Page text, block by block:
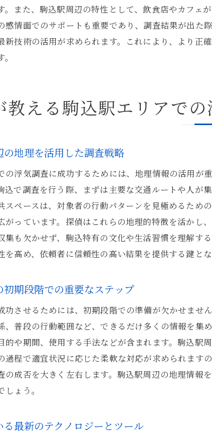
依頼者とのコミ
探偵が行う分
駒込駅での浮
浮気調査の成功
探偵が推奨する
駒込駅での浮気
成功する浮気調
駒込駅周辺の浮
。また、駒込駅周辺の特性として、飲食店やカフェ
感情面でのサポートも重要であり、調査結果が出
新技術の活用が求められます。これにより、より正
教える駒込駅エリアで
の地理を活用した調査戦略
の浮気調査に成功するためには、地理情報の活用が
込で調査を行う際、まずは主要な交通ルートや人が
スペースは、対象者の行動パターンを見極めるため
がっています。探偵はこれらの地理的特徴を活かし
集も欠かせず、駒込特有の文化や生活習慣を理解す
を高め、依頼者に信頼性の高い結果を提供する鍵とな
初期段階での重要なステップ
功させるためには、初期段階での準備が欠かせませ
、普段の行動範囲など、できるだけ多くの情報を集
的や期間、使用する手法などが含まれます。駒込駅
過程で適宜状況に応じた柔軟な対応が求められます
の成否を大きく左右します。駒込駅周辺の地理情報
しょう。
る最新のテクノロジーとツール